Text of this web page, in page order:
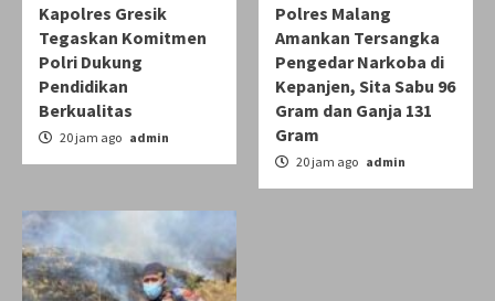
Kapolres Gresik
Tegaskan Komitmen
Polri Dukung
Pendidikan
Berkualitas
20 jam ago admin
Polres Malang
Amankan Tersangka
Pengedar Narkoba di
Kepanjen, Sita Sabu 96
Gram dan Ganja 131
Gram
20 jam ago admin